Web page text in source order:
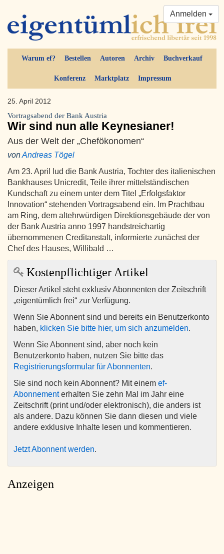
Warum ef? Bestellen Autoren Archiv Buchverkauf
Konferenz Marktplatz Impressum
Anmelden
25. April 2012
Vortragsabend der Bank Austria
Wir sind nun alle Keynesianer!
Aus der Welt der „Chefökonomen“
vonAndreas Tögel
Am 23. April lud die Bank Austria, Tochter des italienischen
Bankhauses Unicredit, Teile ihrer mittelständischen
Kundschaft zu einem unter dem Titel „Erfolgsfaktor
Innovation“ stehenden Vortragsabend ein. Im Prachtbau
am Ring, dem altehrwürdigen Direktionsgebäude der von
der Bank Austria anno 1997 handstreichartig
übernommenen Creditanstalt, informierte zunächst der
Chef des Hauses, Willibald …
Kostenpflichtiger Artikel
Dieser Artikel steht exklusiv Abonnenten der Zeitschrift
„eigentümlich frei“ zur Verfügung.
Wenn Sie Abonnent sind und bereits ein Benutzerkonto
haben, klicken Sie bitte hier, um sich anzumelden.
Wenn Sie Abonnent sind, aber noch kein
Benutzerkonto haben, nutzen Sie bitte das
Registrierungsformular für Abonnenten.
Sie sind noch kein Abonnent? Mit einem ef-
Abonnementerhalten Sie zehn Mal im Jahr eine
Zeitschrift (print und/oder elektronisch), die anders ist
als andere. Dazu können Sie dann diesen und viele
andere exklusive Inhalte lesen und kommentieren.
Jetzt Abonnent werden.
Anzeigen